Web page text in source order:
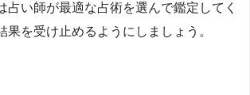
占い師が最適な占術を選んで鑑定してく
果を受け止めるようにしましょう。